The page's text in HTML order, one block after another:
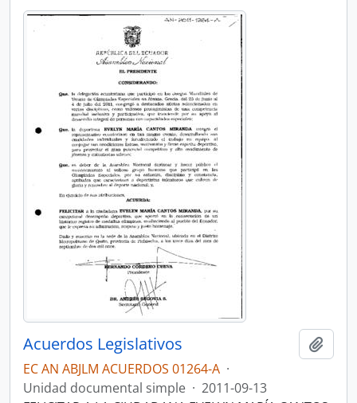
Acuerdos Legislativos
EC AN ABJLM ACUERDOS 01264-A ·
Unidad documental simple · 2011-09-13